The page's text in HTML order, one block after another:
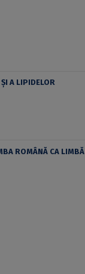
A LIPIDELOR
ROMÂNĂ CA